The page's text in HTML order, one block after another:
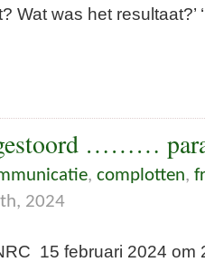
Wat was het resultaat?’
………
, complotten,
2024
15 februari 2024 om